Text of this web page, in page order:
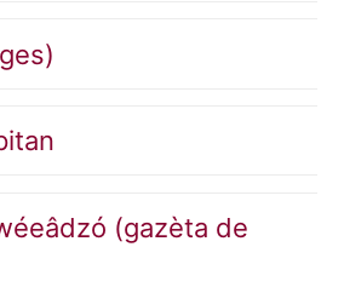
(gazèta de